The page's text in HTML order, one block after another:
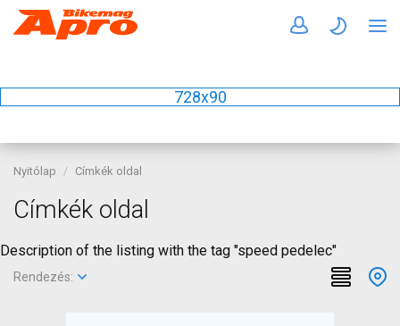
728x90
Nyitólap Címkék oldal
Címkék oldal
Description of the listing with the tag "speed pedelec"
Rendezés: